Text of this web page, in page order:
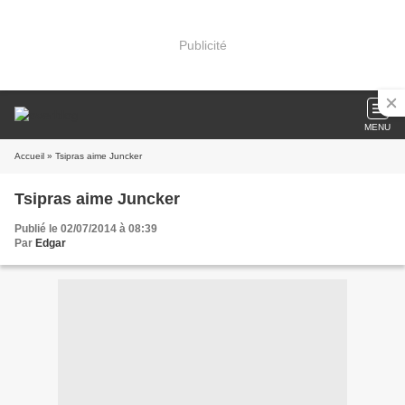
Publicité
MENU
Accueil » Tsipras aime Juncker
Tsipras aime Juncker
Publié le 02/07/2014 à 08:39
Par Edgar